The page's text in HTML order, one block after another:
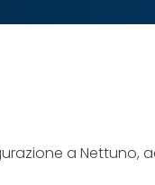
a Nettuno,